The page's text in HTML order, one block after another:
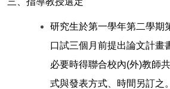
研究生於第一學年第二學期
口試三個月前提出論文計畫
必要時得聯合校內(外)教師
式與發表方式、時間另訂之。